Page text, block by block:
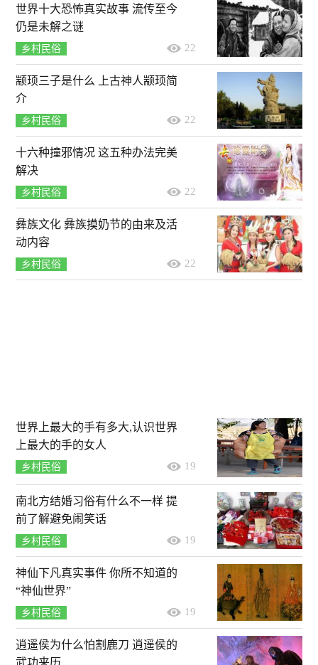
世界十大恐怖真实故事 流传至今
仍是未解之谜
乡村民俗 22
颛顼三子是什么 上古神人颛顼简
介
乡村民俗 22
十六种撞邪情况 这五种办法完美
解决
乡村民俗 22
彝族文化 彝族摸奶节的由来及活
动内容
乡村民俗 22
世界上最大的手有多大,认识世界
上最大的手的女人
乡村民俗 19
南北方结婚习俗有什么不一样 提
前了解避免闹笑话
乡村民俗 19
神仙下凡真实事件 你所不知道的
“神仙世界”
乡村民俗 19
逍遥侯为什么怕割鹿刀 逍遥侯的